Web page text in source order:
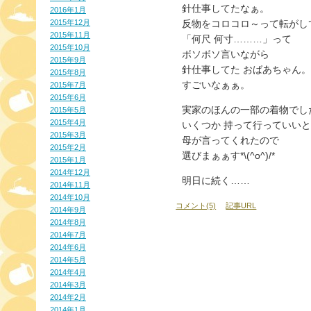
2016年1月
2015年12月
2015年11月
2015年10月
2015年9月
2015年8月
2015年7月
2015年6月
2015年5月
2015年4月
2015年3月
2015年2月
2015年1月
2014年12月
2014年11月
2014年10月
2014年9月
2014年8月
2014年7月
2014年6月
2014年5月
2014年4月
2014年3月
2014年2月
針仕事してたなぁ。
反物をコロコロ～って転がし
「何尺 何寸………」って
ボソボソ言いながら
針仕事してた おばあちゃん。
すごいなぁぁ。
実家のほんの一部の着物でし
いくつか 持って行っていいと
母が言ってくれたので
選びまぁぁす*\(^o^)/*
明日に続く……
コメント(5) 記事URL